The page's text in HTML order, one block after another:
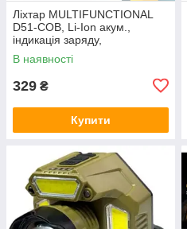
Ліхтар MULTIFUNCTIONAL
D51-COB, Li-Ion акум.,
індикація заряду,
запальничка, ЗП Type-C
Жовтий
В наявності
329 ₴
Купити